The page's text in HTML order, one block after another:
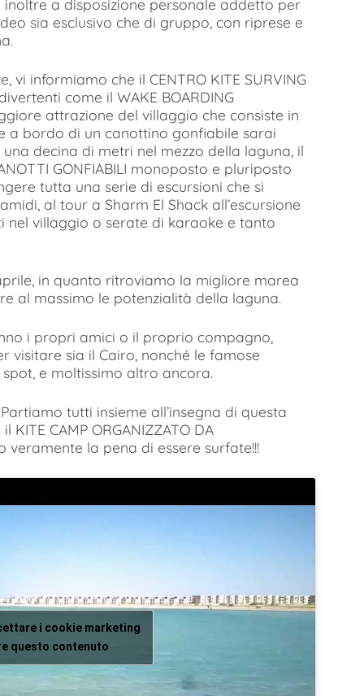
a disposizione personale addetto per
sia esclusivo che di gruppo, con riprese e
vi informiamo che il CENTRO KITE SURVING
come il WAKE BOARDING
attrazione del villaggio che consiste in
a bordo di un canottino gonfiabile sarai
decina di metri nel mezzo della laguna, il
GONFIABILI monoposto e pluriposto
tutta una serie di escursioni che si
al tour a Sharm El Shack all’escursione
nel villaggio o serate di karaoke e tanto
in quanto ritroviamo la migliore marea
al massimo le potenzialità della laguna.
i propri amici o il proprio compagno,
visitare sia il Cairo, nonché le famose
e moltissimo altro ancora.
Partiamo tutti insieme all’insegna di questa
CAMP ORGANIZZATO DA
veramente la pena di essere surfate!!!
i cookie marketing
questo contenuto